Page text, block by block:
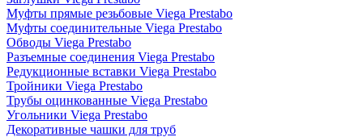
Муфты прямые резьбовые Viega Prestabo
Муфты соединительные Viega Prestabo
Обводы Viega Prestabo
Разъемные соединения Viega Prestabo
Редукционные вставки Viega Prestabo
Тройники Viega Prestabo
Трубы оцинкованные Viega Prestabo
Угольники Viega Prestabo
Декоративные чашки для труб